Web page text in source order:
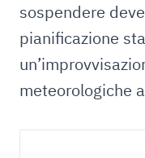
sospendere
pianificazione
meteorologiche